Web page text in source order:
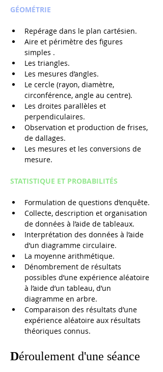
GÉOMÉTRIE
Repérage dans le plan cartésien.
Aire et périmètre des figures
simples .
Les triangles.
Les mesures d’angles.
Le cercle (rayon, diamètre,
circonférence, angle au centre).
Les droites parallèles et
perpendiculaires.
Observation et production de frises,
de dallages.
Les mesures et les conversions de
mesure.
STATISTIQUE ET PROBABILITÉS
Formulation de questions d’enquête.
Collecte, description et organisation
de données à l’aide de tableaux.
Interprétation des données à l’aide
d’un diagramme circulaire.
La moyenne arithmétique.
Dénombrement de résultats
possibles d’une expérience aléatoire
à l’aide d’un tableau, d’un
diagramme en arbre.
Comparaison des résultats d’une
expérience aléatoire aux résultats
théoriques connus.
Déroulement d'une séance